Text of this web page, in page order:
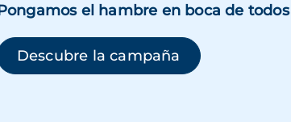
el hambre en boca de todos
Descubre la campaña (se abre en